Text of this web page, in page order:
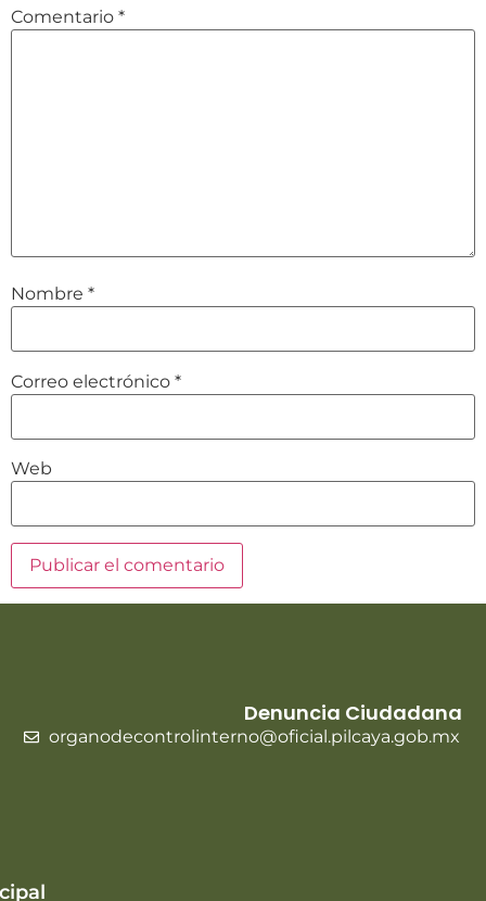
Comentario *
Nombre *
Correo electrónico *
Web
Denuncia Ciudadana
organodecontrolinterno@oficial.pilcaya.gob.mx